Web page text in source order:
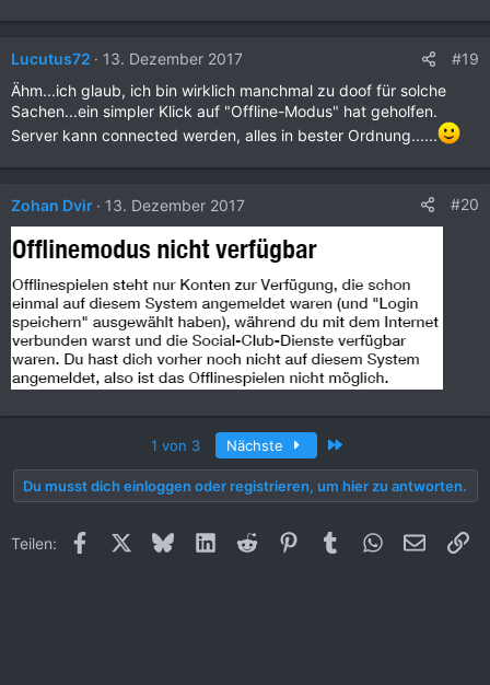
Lucutus72 13. Dezember 2017
#19
Ähm...ich glaub, ich bin wirklich manchmal zu doof für solche
Sachen...ein simpler Klick auf "Offline-Modus" hat geholfen.
Server kann connected werden, alles in bester Ordnung......
Zohan Dvir 13. Dezember 2017 #20
1 von 3 Nächste
Du musst dich einloggen oder registrieren, um hier zu antworten.
Teilen: FacebookX (Twitter)
BlueskyLinkedInReddit PinterestTumblrWhatsApp
E-Mail